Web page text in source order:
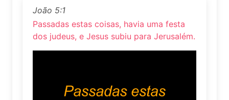
João 5:1
Passadas estas coisas, havia uma festa
dos judeus, e Jesus subiu para Jerusalém.